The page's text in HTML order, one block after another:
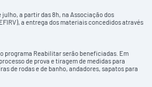
julho, a partir das 8h, na Associação dos
a entrega dos materiais concedidos através
programa Reabilitar serão beneficiadas. Em
de prova e tiragem de medidas para
de rodas e de banho, andadores, sapatos para